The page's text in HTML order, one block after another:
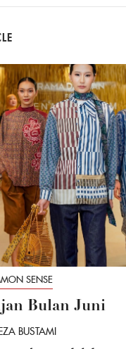
SENSE
Bulan Juni
BUSTAMI